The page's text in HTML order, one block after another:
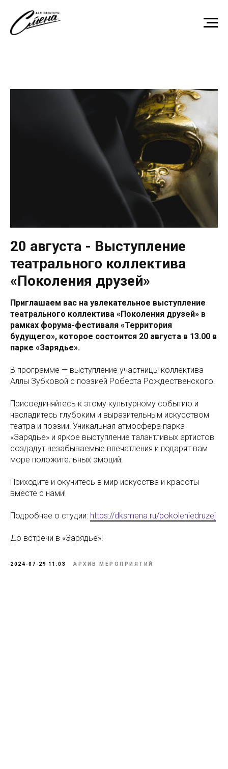
20 августа - Выступление
театрального коллектива
«Поколения друзей»
Приглашаем вас на увлекательное выступление
театрального коллектива «Поколения друзей» в
рамках форума-фестиваля «Территория
будущего», которое состоится 20 августа в 13.00 в
парке «Зарядье».
В программе — выступление участницы коллектива
Аллы Зубковой с поэзией Роберта Рождественского.
Присоединяйтесь к этому культурному событию и
насладитесь глубоким и выразительным искусством
театра и поэзии! Уникальная атмосфера парка
«Зарядье» и яркое выступление талантливых артистов
создадут незабываемые впечатления и подарят вам
море положительных эмоций.
Приходите и окунитесь в мир искусства и красоты
вместе с нами!
Подробнее о студии: https://dksmena.ru/pokoleniedruzej
До встречи в «Зарядье»!
2024-07-29 11:03 АРХИВ МЕРОПРИЯТИЙ